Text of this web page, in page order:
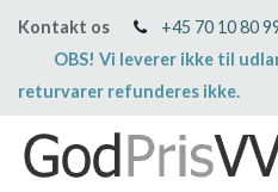
Kontakt os +45 70 10 80
OBS! Vi leverer ikke til
returvarer refunderes ikke.